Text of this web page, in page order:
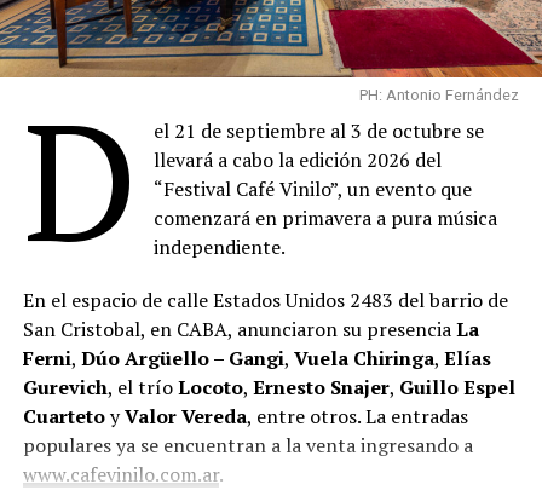
PH: Antonio Fernández
D
el 21 de septiembre al 3 de octubre se
llevará a cabo la edición 2026 del
“Festival Café Vinilo”, un evento que
comenzará en primavera a pura música
independiente.
En el espacio de calle Estados Unidos 2483 del barrio de
San Cristobal, en CABA, anunciaron su presenciaLa
Ferni, Dúo Argüello – Gangi, Vuela Chiringa, Elías
Gurevich, el tríoLocoto, Ernesto Snajer, Guillo Espel
CuartetoyValor Vereda, entre otros. La entradas
populares ya se encuentran a la venta ingresando a
www.cafevinilo.com.ar.